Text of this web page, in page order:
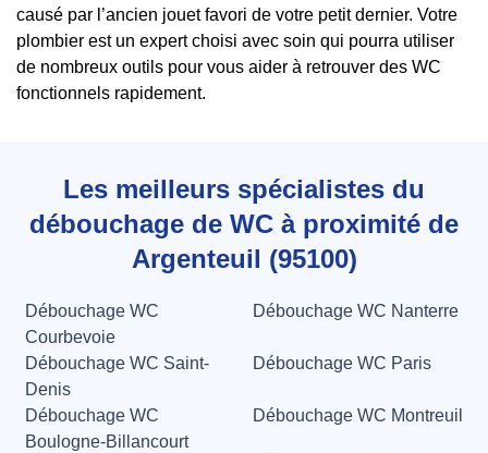
causé par l’ancien jouet favori de votre petit dernier. Votre
plombier est un expert choisi avec soin qui pourra utiliser
de nombreux outils pour vous aider à retrouver des WC
fonctionnels rapidement.
Les meilleurs spécialistes du
débouchage de WC à proximité de
Argenteuil (95100)
Débouchage WC
Courbevoie
Débouchage WC Nanterre
Débouchage WC Saint-
Denis
Débouchage WC Paris
Débouchage WC
Boulogne-Billancourt
Débouchage WC Montreuil